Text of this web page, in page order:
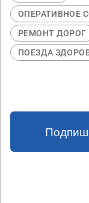
ОПЕРАТИВНОЕ
РЕМОНТ ДОРОГ
ПОЕЗДА